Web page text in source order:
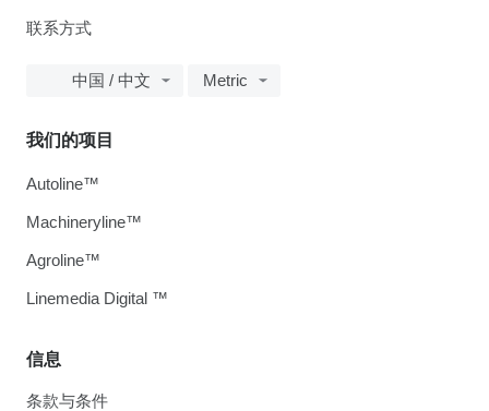
联系方式
中国 / 中文 Metric
信息
条款与条件
我们的项目
Autoline™
Machineryline™
Agroline™
Linemedia Digital ™